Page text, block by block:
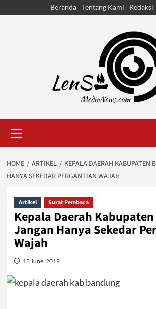
Beranda Tentang Kami Redaksi
Menu
HOME ARTIKEL
KEPALA DAERAH KABUPATEN
HANYA SEKEDAR PERGANTIAN WAJAH
Artikel Surat Pembaca
Kepala Daerah
Jangan Hanya Sekedar
Wajah
18 June, 2019